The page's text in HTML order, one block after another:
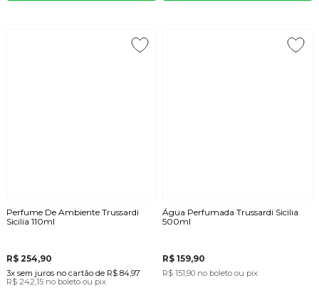
Perfume De Ambiente Trussardi
Sicilia 110ml
R$ 254,90
3x sem juros no cartãode R$ 84,97
R$ 242,15 no boleto ou pix
Água Perfumada Trussardi Sicilia
500ml
R$ 159,90
R$ 151,90 no boleto ou pix